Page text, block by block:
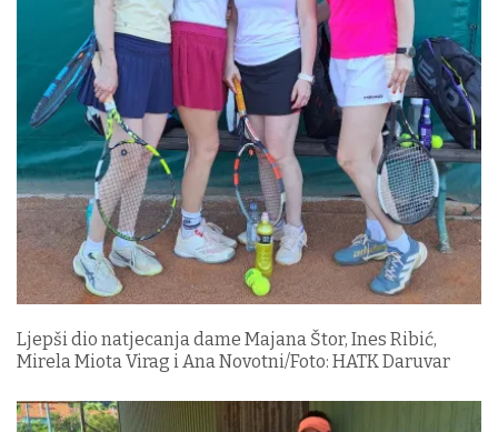
Ljepši dio natjecanja dame Majana Štor, Ines Ribić,
Mirela Miota Virag i Ana Novotni/Foto: HATK Daruvar